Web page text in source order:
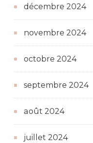
décembre 2024
novembre 2024
octobre 2024
septembre 2024
août 2024
juillet 2024